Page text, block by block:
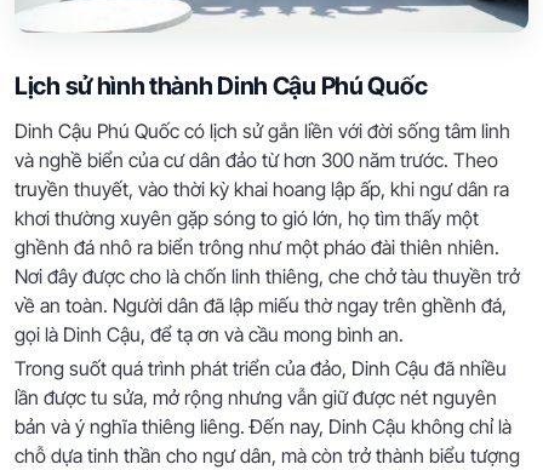
Lịch sử hình thành Dinh Cậu Phú Quốc
Dinh Cậu Phú Quốc có lịch sử gắn liền với đời sống tâm linh
và nghề biển của cư dân đảo từ hơn 300 năm trước. Theo
truyền thuyết, vào thời kỳ khai hoang lập ấp, khi ngư dân ra
khơi thường xuyên gặp sóng to gió lớn, họ tìm thấy một
ghềnh đá nhô ra biển trông như một pháo đài thiên nhiên.
Nơi đây được cho là chốn linh thiêng, che chở tàu thuyền trở
về an toàn. Người dân đã lập miếu thờ ngay trên ghềnh đá,
gọi là Dinh Cậu, để tạ ơn và cầu mong bình an.
Trong suốt quá trình phát triển của đảo, Dinh Cậu đã nhiều
lần được tu sửa, mở rộng nhưng vẫn giữ được nét nguyên
bản và ý nghĩa thiêng liêng. Đến nay, Dinh Cậu không chỉ là
chỗ dựa tinh thần cho ngư dân, mà còn trở thành biểu tượng